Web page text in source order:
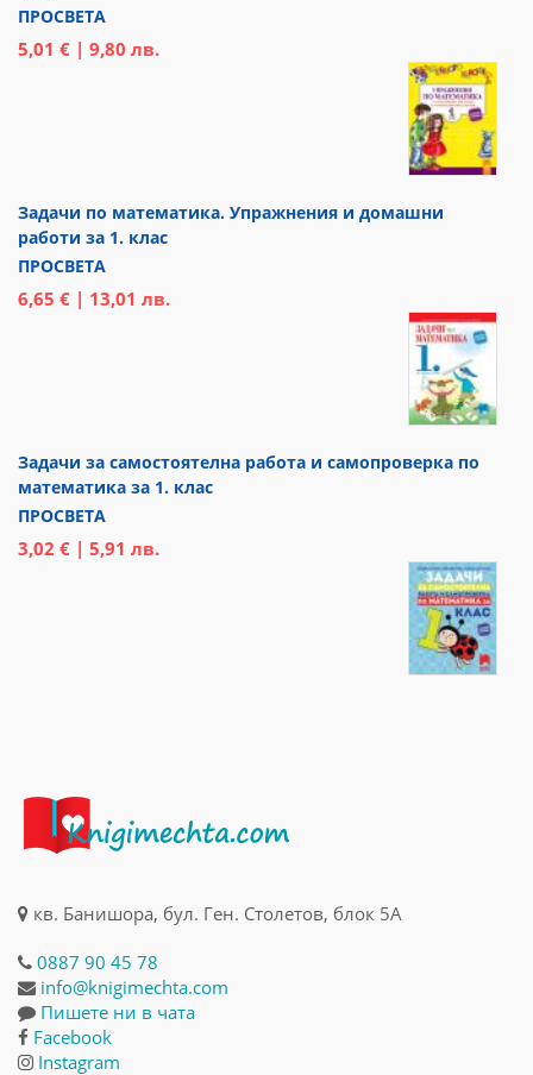
ПРОСВЕТА
5,01 € | 9,80 лв.
Задачи по математика. Упражнения и домашни
работи за 1. клас
ПРОСВЕТА
6,65 € | 13,01 лв.
Задачи за самостоятелна работа и самопроверка по
математика за 1. клас
ПРОСВЕТА
3,02 € | 5,91 лв.
кв. Банишора, бул. Ген. Столетов, блок 5А
0887 90 45 78
info@knigimechta.com
Пишете ни в чата
Facebook
Instagram